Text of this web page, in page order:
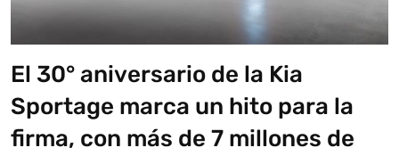
El 30° aniversario de la Kia
Sportage marca un hito para la
firma, con más de 7 millones de